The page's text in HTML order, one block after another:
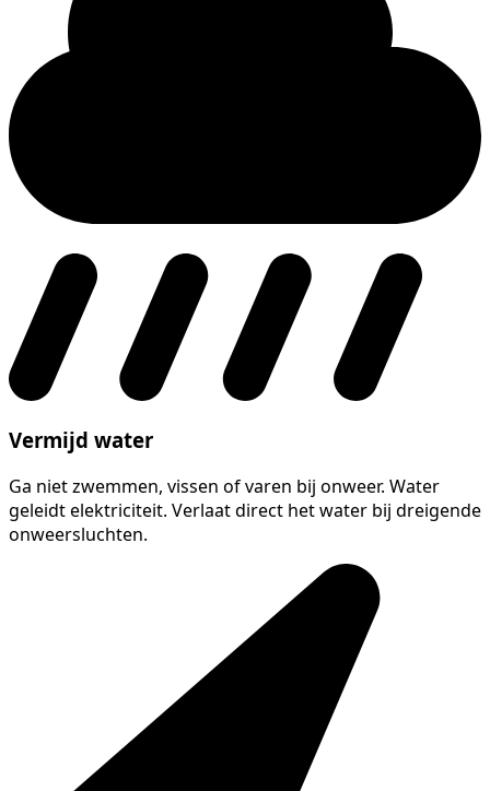
Vermijd water
Ga niet zwemmen, vissen of varen bij onweer. Water
geleidt elektriciteit. Verlaat direct het water bij dreigende
onweersluchten.